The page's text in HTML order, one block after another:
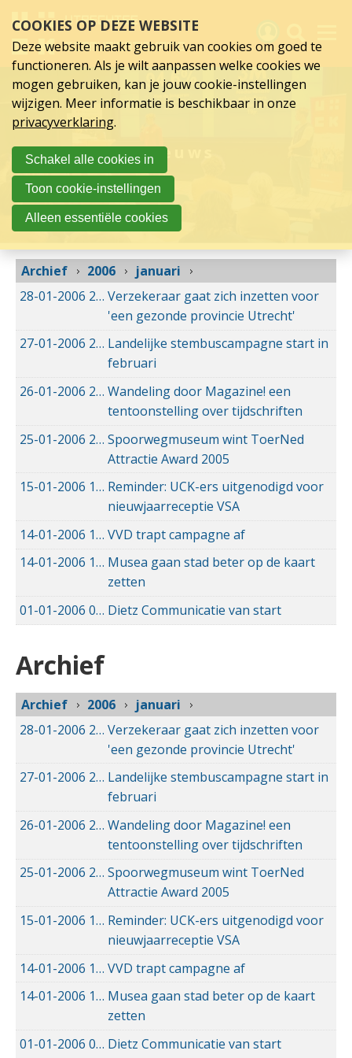
januari
2006
links
over
Spring
hoofd
inhoud
Spring
naar
hoofdnavigatie
Nieuws
Archief 2006
januari
28-01-2006 28-01-2006 00:00
Verzekeraar gaat zich inzetten voor
'een gezonde provincie Utrecht'
27-01-2006 27-01-2006 00:00
Landelijke stembuscampagne start in
februari
26-01-2006 26-01-2006 00:00
Wandeling door Magazine! een
tentoonstelling over tijdschriften
25-01-2006 25-01-2006 00:00
Spoorwegmuseum wint ToerNed
Attractie Award 2005
15-01-2006 15-01-2006 00:00
Reminder: UCK-ers uitgenodigd voor
nieuwjaarreceptie VSA
14-01-2006 14-01-2006 00:00
VVD trapt campagne af
14-01-2006 14-01-2006 00:00
Musea gaan stad beter op de kaart
zetten
01-01-2006 01-01-2006 00:00 Dietz Communicatie van start
Archief
Archief 2006
januari
28-01-2006 28-01-2006 00:00
Verzekeraar gaat zich inzetten voor
'een gezonde provincie Utrecht'
27-01-2006 27-01-2006 00:00
Landelijke stembuscampagne start in
februari
26-01-2006 26-01-2006 00:00
Wandeling door Magazine! een
tentoonstelling over tijdschriften
25-01-2006 25-01-2006 00:00
Spoorwegmuseum wint ToerNed
Attractie Award 2005
15-01-2006 15-01-2006 00:00
Reminder: UCK-ers uitgenodigd voor
nieuwjaarreceptie VSA
14-01-2006 14-01-2006 00:00
VVD trapt campagne af
14-01-2006 14-01-2006 00:00
Musea gaan stad beter op de kaart
zetten
01-01-2006 01-01-2006 00:00 Dietz Communicatie van start
Activiteiten
Nieuws
Verslagen
Sluit je aan
Over UCK
COOKIES OP DEZE WEBSITE
Deze website maakt gebruik van cookies om goed te
functioneren. Als je wilt aanpassen welke cookies we
mogen gebruiken, kan je jouw cookie-instellingen
wijzigen. Meer informatie is beschikbaar in onze
privacyverklaring.
Schakel alle cookies in
Toon cookie-instellingen
Alleen essentiële cookies